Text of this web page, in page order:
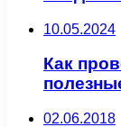
10.05.2024
Как
02.06.2018